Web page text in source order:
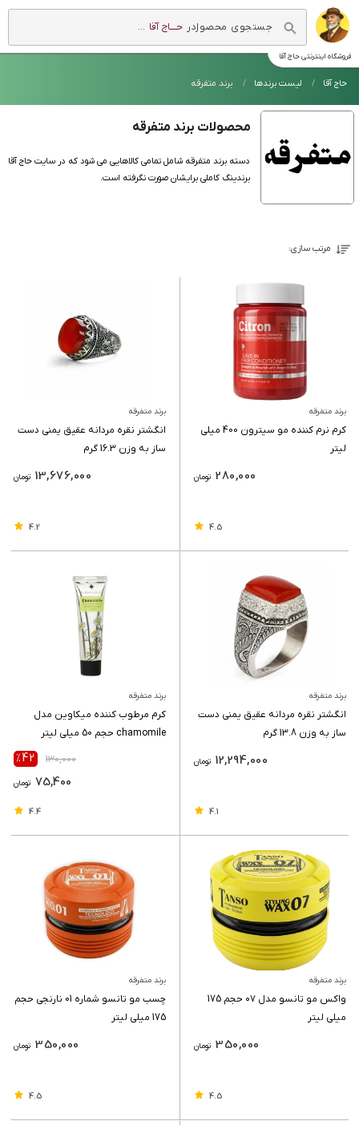
فروشگاه اینترنتیحاج آقا
در حــــاج آقا ...
حاج آقا لیست برندها برند متفرقه
محصولات برند متفرقه
دسته برند متفرقه شامل تمامی کالاهایی می شود که در سایت حاج آقا
برندینگ کاملی برایشان صورت نگرفته است.
مرتب سازی:
برند متفرقه
کرم نرم کننده مو سیترون 400 میلی
لیتر
تومان 280,000
4.5
برند متفرقه
انگشتر نقره مردانه عقیق یمنی دست
ساز به وزن 16.3 گرم
تومان 13,676,000
4.2
برند متفرقه
انگشتر نقره مردانه عقیق یمنی دست
ساز به وزن 13.8 گرم
تومان 12,294,000
4.1
برند متفرقه
کرم مرطوب کننده میکاوین مدل
chamomile حجم 50 میلی لیتر
٪42 130,000
تومان 75,400
4.4
برند متفرقه
واکس مو تانسو مدل ۰۷ حجم 175
میلی لیتر
تومان 350,000
4.5
برند متفرقه
چسب مو تانسو شماره 01 نارنجی حجم
175 میلی لیتر
تومان 350,000
4.5